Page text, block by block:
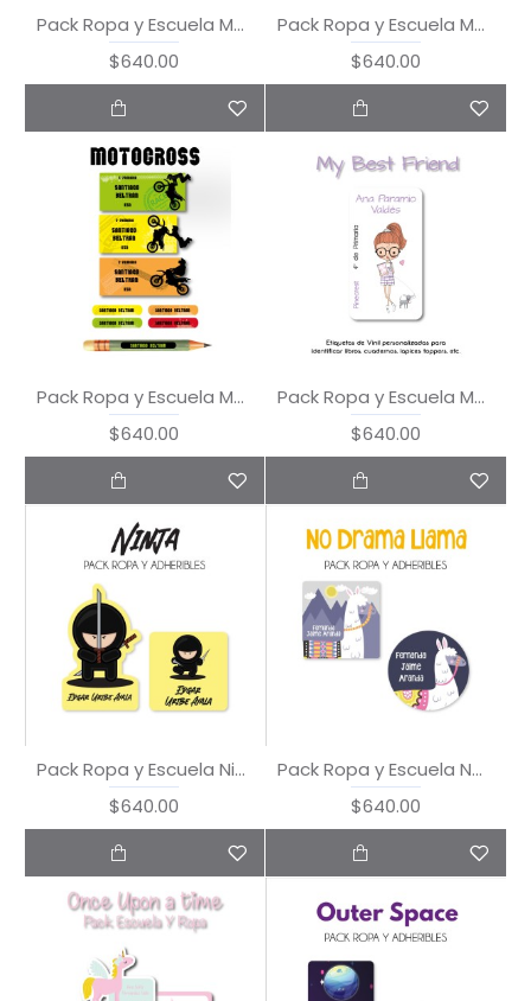
Pack Ropa y Escuela Monster
$640.00
Pack Ropa y Escuela Monster Truck
$640.00
Pack Ropa y Escuela Motocross
$640.00
Pack Ropa y Escuela My Best Friend
$640.00
Pack Ropa y Escuela Ninja
$640.00
Pack Ropa y Escuela No Drama Llama
$640.00